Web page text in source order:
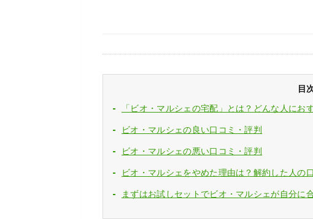
目
「ビオ・マルシェの宅配」とは？どんな人にお
ビオ・マルシェの良い口コミ・評判
ビオ・マルシェの悪い口コミ・評判
ビオ・マルシェをやめた理由は？解約した人の
まずはお試しセットでビオ・マルシェが自分に